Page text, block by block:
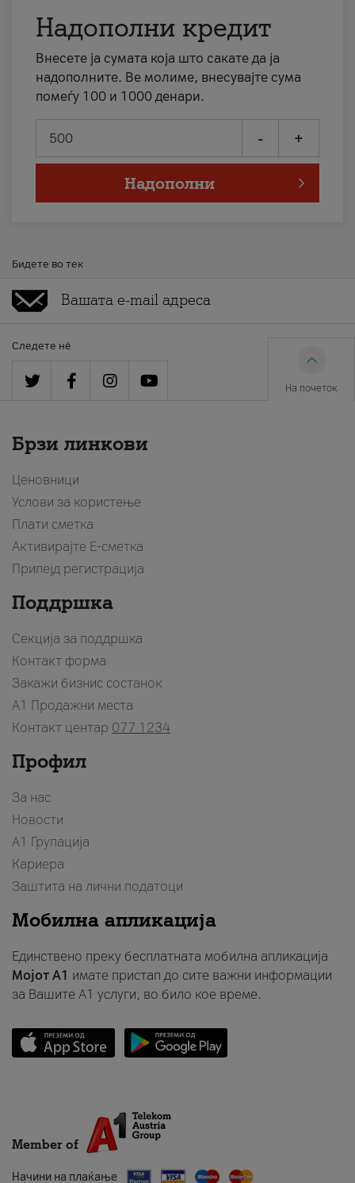
Надополни кредит
Внесете ја сумата која што сакате да ја
надополните. Ве молиме, внесувајте сума
помеѓу 100 и 1000 денари.
- +
Надополни
Бидете во тек
Следете нè
На почеток
Брзи линкови
Ценовници
Услови за користење
Плати сметка
Активирајте Е-сметка
Припејд регистрација
Поддршка
Секција за поддршка
Контакт форма
Закажи бизнис состанок
A1 Продажни места
Контакт центар 077 1234
Профил
За нас
Новости
А1 Групација
Кариера
Заштита на лични податоци
Мобилна апликација
Единствено преку бесплатната мобилна апликација
Мојот A1 имате пристап до сите важни информации
за Вашите A1 услуги, во било кое време.
Member of
Начини на плаќање